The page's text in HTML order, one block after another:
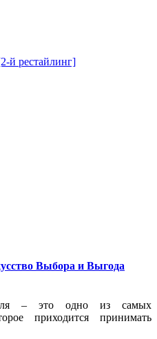
й рестайлинг]
Выбора и Выгода
– это одно из самых
приходится принимать